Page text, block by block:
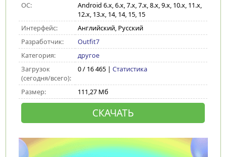
ОС:
Android 6.x, 6.x, 7.x, 7.x, 8.x, 9.x, 10.x, 11.x,
12.x, 13.x, 14, 14, 15, 15
Интерфейс:
Английский, Русский
Разработчик:
Outfit7
Категория:
другое
Загрузок
(сегодня/всего):
0 / 16 465 | Статистика
Размер: 111,27 Мб
СКАЧАТЬ